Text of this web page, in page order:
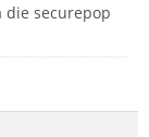
die securepop